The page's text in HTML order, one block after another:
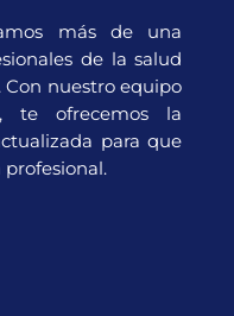
más de una
de la salud
Con nuestro equipo
te ofrecemos la
para que